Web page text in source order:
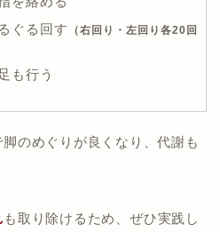
ぐる回す
（右回り・左回り各20回
も行う
のめぐりが良くなり、代謝も
も取り除けるため、ぜひ実践し